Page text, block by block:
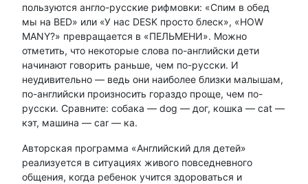
пользуются англо-русские рифмовки: «Спим в обед
мы на BED» или «У нас DESK просто блеск», «HOW
MANY?» превращается в «ПЕЛЬМЕНИ». Можно
отметить, что некоторые слова по-английски дети
начинают говорить раньше, чем по-русски. И
неудивительно — ведь они наиболее близки малышам,
по-английски произносить гораздо проще, чем по-
русски. Сравните: собака — dog — дог, кошка — cat —
кэт, машина — car — ка.
Авторская программа «Английский для детей»
реализуется в ситуациях живого повседневного
общения, когда ребенок учится здороваться и